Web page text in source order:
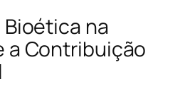
Bioética na
a Contribuição